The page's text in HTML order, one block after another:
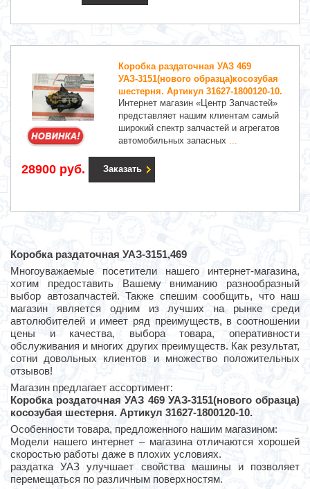
Коробка раздаточная УАЗ 469
УАЗ-3151(нового образца)косозубая
шестерня. Артикул 31627-1800120-10.
Интернет магазин «Центр Запчастей»
представляет нашим клиентам самый
широкий спектр запчастей и агрегатов
автомобильных запасных ...
28900 руб. Заказать
Коробка раздаточная УАЗ-3151,469
Многоуважаемые посетители нашего интернет-магазина,
хотим предоставить Вашему вниманию разнообразный
выбор автозапчастей. Также спешим сообщить, что наш
магазин является одним из лучших на рынке среди
автолюбителей и имеет ряд преимуществ, в соотношении
цены и качества, выбора товара, оперативности
обслуживания и многих других преимуществ. Как результат,
сотни довольных клиентов и множество положительных
отзывов!
Магазин предлагает ассортимент:
Коробка роздаточная УАЗ 469 УАЗ-3151(нового образца)
косозубая шестерня. Артикул 31627-1800120-10.
Особенности товара, предложенного нашим магазином:
Модели нашего интернет – магазина отличаются хорошей
скоростью работы даже в плохих условиях.
раздатка УАЗ улучшает свойства машины и позволяет
перемещаться по различным поверхностям.